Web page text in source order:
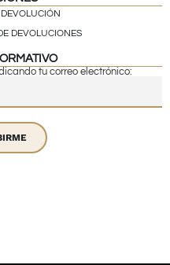
DEVOLUCIONES
tu correo electrónico: